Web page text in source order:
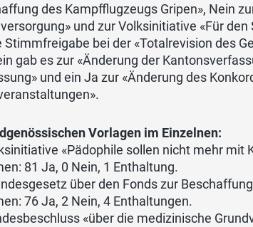
des Kampfflugzeugs Gripen», Nein
und zur Volksinitiative «Für
Stimmfreigabe bei der «Totalrevision des
gab es zur «Änderung der
und ein Ja zur «Änderung des
Vorlagen im Einzelnen:
«Pädophile sollen nicht mehr mit
81 Ja, 0 Nein, 1 Enthaltung.
über den Fonds zur
76 Ja, 2 Nein, 4 Enthaltungen.
«über die medizinische